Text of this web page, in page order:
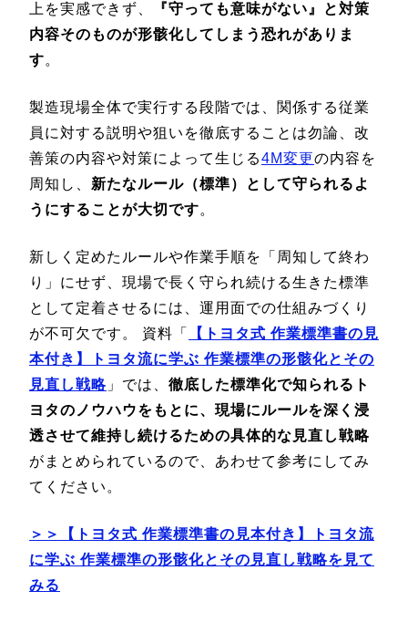
上を実感できず、
『守っても意味がない』と対策
内容そのものが形骸化してしまう恐れがありま
す。
製造現場全体で実行する段階では、関係する従業
員に対する説明や狙いを徹底することは勿論、改
善策の内容や対策によって生じる4M変更の内容を
周知し、 新たなルール（標準）として守られるよ
うにすることが大切です。
新しく定めたルールや作業手順を「周知して終わ
り」にせず、現場で長く守られ続ける生きた標準
として定着させるには、運用面での仕組みづくり
が不可欠です。 資料「
【トヨタ式 作業標準書の見
本付き】トヨタ流に学ぶ 作業標準の形骸化とその
見直し戦略 」では、 徹底した標準化で知られるト
ヨタのノウハウをもとに、現場にルールを深く浸
透させて維持し続けるための具体的な見直し戦略
がまとめられているので、あわせて参考にしてみ
てください。
＞＞【トヨタ式 作業標準書の見本付き】トヨタ流
に学ぶ 作業標準の形骸化とその見直し戦略を見て
みる